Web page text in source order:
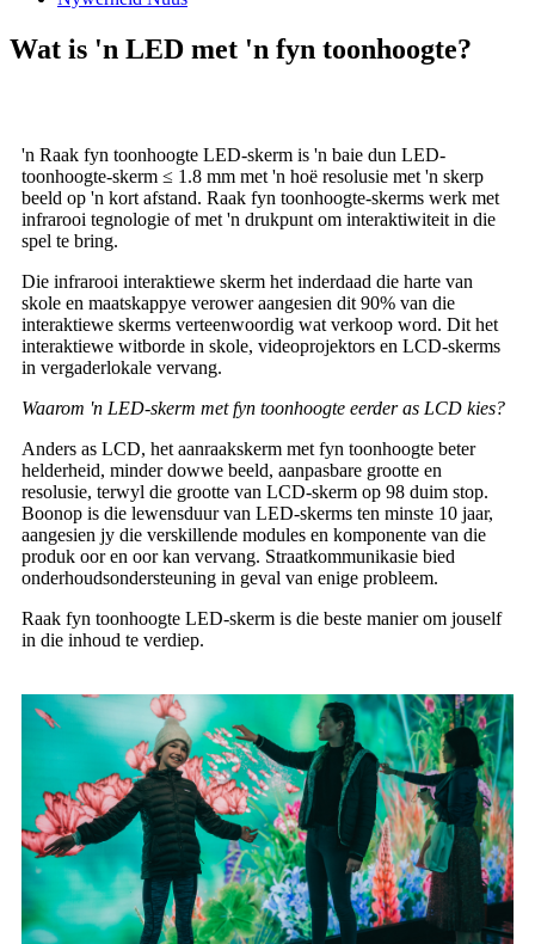
Wat is 'n LED met 'n fyn toonhoogte?
'n Raak fyn toonhoogte LED-skerm is 'n baie dun LED-
toonhoogte-skerm ≤ 1.8 mm met 'n hoë resolusie met 'n skerp
beeld op 'n kort afstand. Raak fyn toonhoogte-skerms werk met
infrarooi tegnologie of met 'n drukpunt om interaktiwiteit in die
spel te bring.
Die infrarooi interaktiewe skerm het inderdaad die harte van
skole en maatskappye verower aangesien dit 90% van die
interaktiewe skerms verteenwoordig wat verkoop word. Dit het
interaktiewe witborde in skole, videoprojektors en LCD-skerms
in vergaderlokale vervang.
Waarom 'n LED-skerm met fyn toonhoogte eerder as LCD kies?
Anders as LCD, het aanraakskerm met fyn toonhoogte beter
helderheid, minder dowwe beeld, aanpasbare grootte en
resolusie, terwyl die grootte van LCD-skerm op 98 duim stop.
Boonop is die lewensduur van LED-skerms ten minste 10 jaar,
aangesien jy die verskillende modules en komponente van die
produk oor en oor kan vervang. Straatkommunikasie bied
onderhoudsondersteuning in geval van enige probleem.
Raak fyn toonhoogte LED-skerm is die beste manier om jouself
in die inhoud te verdiep.